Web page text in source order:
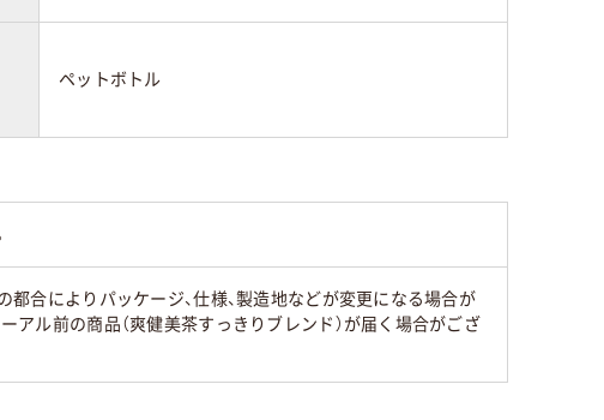
ペットボトル
合によりパッケージ、仕様、製造地などが変更になる場合が
アル前の商品（爽健美茶すっきりブレンド）が届く場合がござ